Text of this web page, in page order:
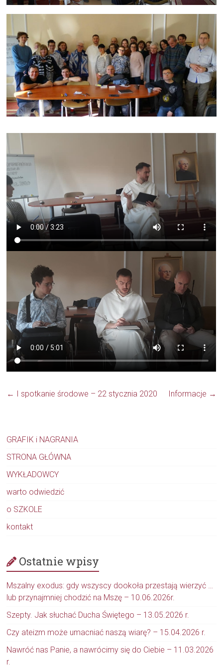
← I spotkanie środowe – 22 stycznia 2020 Informacje →
GRAFIK i NAGRANIA
STRONA GŁÓWNA
WYKŁADOWCY
warto odwiedzić
o SZKOLE
kontakt
Ostatnie wpisy
Mszalny exodus: gdy wszyscy dookoła przestają wierzyć …
lub przynajmniej chodzić na Mszę – 10.06.2026r.
Szepty. Jak słuchać Ducha Świętego – 13.05.2026 r.
Czy ateizm może umacniać naszą wiarę? – 15.04.2026 r.
Nawróć nas Panie, a nawrócimy się do Ciebie – 11.03.2026
r.